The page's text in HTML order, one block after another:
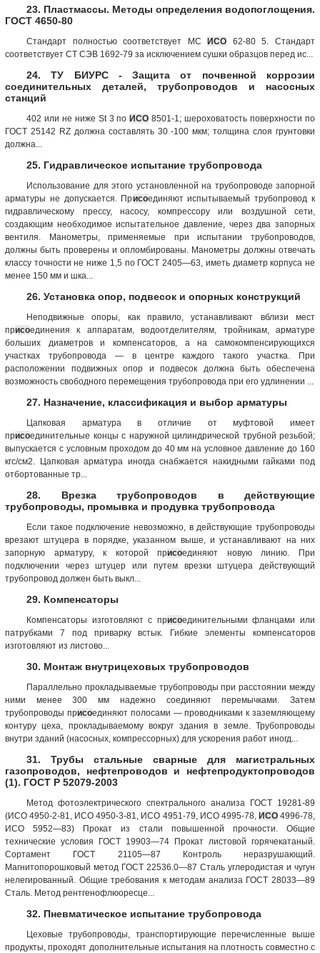
23. Пластмассы. Методы определения водопоглощения.
ГОСТ 4650-80
Стандарт полностью соответствует МСИСО 62-80 5. Стандарт
соответствует СТ СЭВ 1692-79 за исключением сушки образцов перед ис...
24. ТУ БИУРС - Защита от почвенной коррозии
соединительных деталей, трубопроводов и насосных
станций
402 или не ниже St 3 поИСО 8501-1; шероховатость поверхности по
ГОСТ 25142 RZ должна составлять 30 -100 мкм; толщина слоя грунтовки
должна...
25. Гидравлическое испытание трубопровода
Использование для этого установленной на трубопроводе запорной
арматуры не допускается. Присоединяют испытываемый трубопровод к
гидравлическому прессу, насосу, компрессору или воздушной сети,
создающим необходимое испытательное давление, через два запорных
вентиля. Манометры, применяемые при испытании трубопроводов,
должны быть проверены и опломбированы. Манометры должны отвечать
классу точности не ниже 1,5 по ГОСТ 2405—63, иметь диаметр корпуса не
менее 150 мм и шка...
26. Установка опор, подвесок и опорных конструкций
Неподвижные опоры, как правило, устанавливают вблизи мест
присоединения к аппаратам, водоотделителям, тройникам, арматуре
больших диаметров и компенсаторов, а на самокомпенсирующихся
участках трубопровода — в центре каждого такого участка. При
расположении подвижных опор и подвесок должна быть обеспечена
возможность свободного перемещения трубопровода при его удлинении ...
27. Назначение, классификация и выбор арматуры
Цапковая арматура в отличие от муфтовой имеет
присоединительные концы с наружной цилиндрической трубной резьбой;
выпускается с условным проходом до 40 мм на условное давление до 160
кгс/см2. Цапковая арматура иногда снабжается накидными гайками под
отбортованные тр...
28. Врезка трубопроводов в действующие
трубопроводы, промывка и продувка трубопровода
Если такое подключение невозможно, в действующие трубопроводы
врезают штуцера в порядке, указанном выше, и устанавливают на них
запорную арматуру, к которой присоединяют новую линию. При
подключении через штуцер или путем врезки штуцера действующий
трубопровод должен быть выкл...
29. Компенсаторы
Компенсаторы изготовляют с присоединительными фланцами или
патрубками 7 под приварку встык. Гибкие элементы компенсаторов
изготовляют из листово...
30. Монтаж внутрицеховых трубопроводов
Параллельно прокладываемые трубопроводы при расстоянии между
ними менее 300 мм надежно соединяют перемычками. Затем
трубопроводы присоединяют полосами — проводниками к заземляющему
контуру цеха, прокладываемому вокруг здания в земле. Трубопроводы
внутри зданий (насосных, компрессорных) для ускорения работ иногд...
31. Трубы стальные сварные для магистральных
газопроводов, нефтепроводов и нефтепродуктопроводов
(1). ГОСТ Р 52079-2003
Метод фотоэлектрического спектрального анализа ГОСТ 19281-89
(ИСО 4950-2-81, ИСО 4950-3-81, ИСО 4951-79, ИСО 4995-78, ИСО4996-78,
ИСО 5952—83) Прокат из стали повышенной прочности. Общие
технические условия ГОСТ 19903—74 Прокат листовой горячекатаный.
Сортамент ГОСТ 21105—87 Контроль неразрушающий.
Магнитопорошковый метод ГОСТ 22536.0—87 Сталь углеродистая и чугун
нелегированный. Общие требования к методам анализа ГОСТ 28033—89
Сталь. Метод рентгенофлюоресце...
32. Пневматическое испытание трубопровода
Цеховые трубопроводы, транспортирующие перечисленные выше
продукты, проходят дополнительные испытания на плотность совместно с